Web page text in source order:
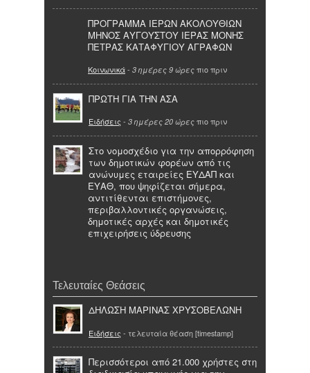
ΠΡΟΓΡΑΜΜΑ ΙΕΡΩΝ ΑΚΟΛΟΥΘΙΩΝ
ΜΗΝΟΣ ΑΥΓΟΥΣΤΟΥ ΙΕΡΑΣ ΜΟΝΗΣ
ΠΕΤΡΑΣ ΚΑΤΑΦΥΓΙΟΥ ΑΓΡΑΦΩΝ
Κοινωνικά- 3 ημέρες 9 ώρες πιο πριν
ΠΡΩΤΗ ΓΙΑ ΤΗΝ ΑΣΑ
Ειδήσεις - 3 ημέρες 20 ώρες πιο πριν
Στο νομοσχέδιο για την απορρόφηση
των δημοτικών φορέων από τις
ανώνυμες εταιρείες ΕΥΔΑΠ και
ΕΥΑΘ, που ψηφίζεται σήμερα,
αντιτίθενται επιστήμονες,
περιβαλλοντικές οργανώσεις,
δημοτικές αρχές και δημοτικές
επιχειρήσεις ύδρευσης
Τελευταίες Θεάσεις
ΔΗΛΩΣΗ ΜΑΡΙΝΑΣ ΧΡΥΣΟΒΕΛΩΝΗ
Ειδήσεις - τελευταία θέαση [timestamp]
Περισσότεροι από 21.000 χρήστες στη